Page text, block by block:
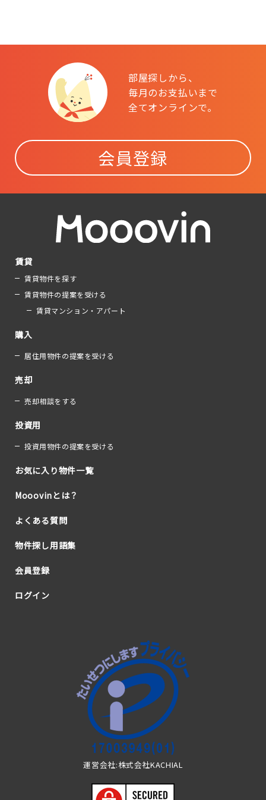
部屋探しから、
毎月のお支払いまで
全てオンラインで。
会員登録
賃貸
賃貸物件を探す
賃貸物件の提案を受ける
賃貸マンション・アパート
購入
居住用物件の提案を受ける
売却
売却相談をする
投資用
投資用物件の提案を受ける
お気に入り物件一覧
Mooovinとは？
よくある質問
物件探し用語集
会員登録
ログイン
運営会社:株式会社KACHIAL